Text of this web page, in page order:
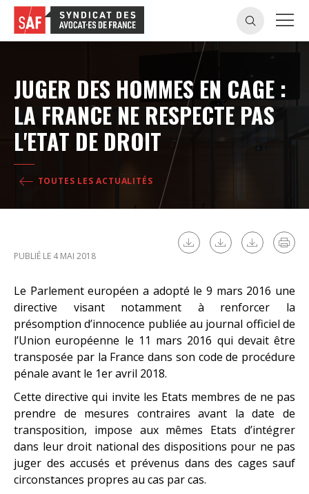
JUGER DES HOMMES EN CAGE :
LA FRANCE NE RESPECTE PAS
L'ETAT DE DROIT
TOUTES LES ACTUALITÉS
PUBLIÉ LE 4 MAI 2018
Le Parlement européen a adopté le 9 mars 2016 une
directive visant notamment à renforcer la
présomption d’innocence publiée au journal officiel de
l’Union européenne le 11 mars 2016 qui devait être
transposée par la France dans son code de procédure
pénale avant le 1er avril 2018.
Cette directive qui invite les Etats membres de ne pas
prendre de mesures contraires avant la date de
transposition, impose aux mêmes Etats d’intégrer
dans leur droit national des dispositions pour ne pas
juger des accusés et prévenus dans des cages sauf
circonstances propres au cas par cas.